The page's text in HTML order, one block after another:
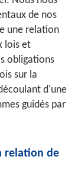
de nos
une relation
lois et
obligations
sur la
d'une
guidés par
relation de